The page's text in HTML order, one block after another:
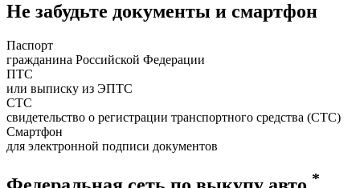
Не забудьте документы и смартфон
Паспорт
гражданина Российской Федерации
ПТС
или выписку из ЭПТС
СТС
свидетельство о регистрации транспортного средства (СТС)
Смартфон
для электронной подписи документов
*